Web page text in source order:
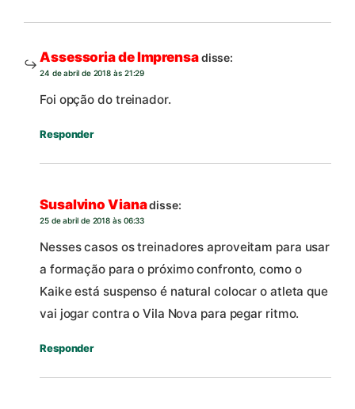
Assessoria de Imprensadisse:
24 de abril de 2018 às 21:29
Foi opção do treinador.
Responder
Susalvino Vianadisse:
25 de abril de 2018 às 06:33
Nesses casos os treinadores aproveitam para usar
a formação para o próximo confronto, como o
Kaike está suspenso é natural colocar o atleta que
vai jogar contra o Vila Nova para pegar ritmo.
Responder